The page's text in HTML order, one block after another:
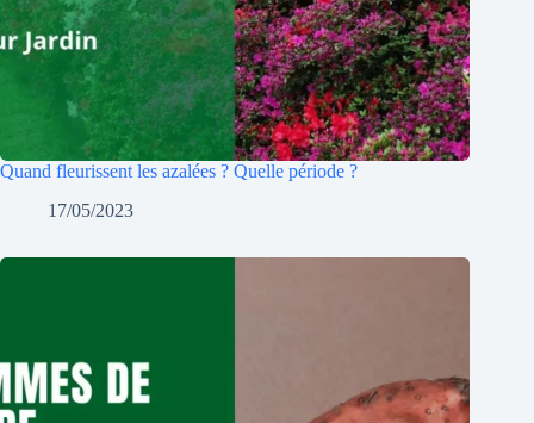
Quand fleurissent les azalées ? Quelle période ?
17/05/2023